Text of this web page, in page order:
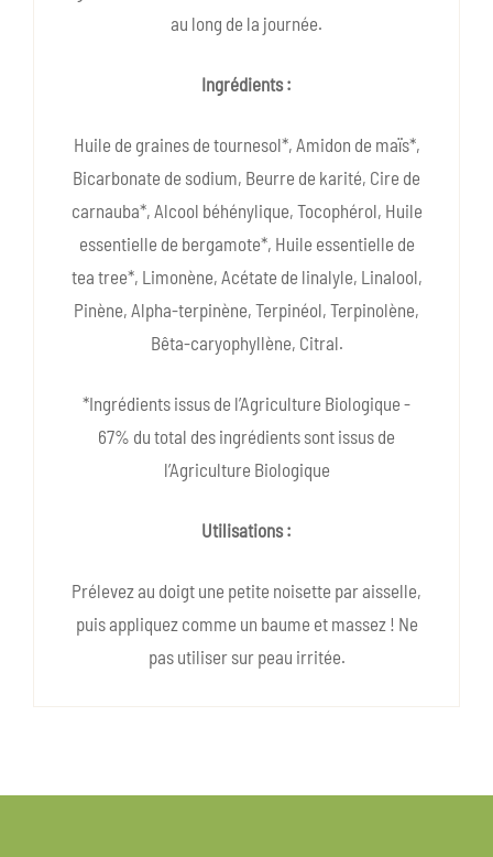
au long de la journée.
Ingrédients :
Huile de graines de tournesol*, Amidon de maïs*,
Bicarbonate de sodium, Beurre de karité, Cire de
carnauba*, Alcool béhénylique, Tocophérol, Huile
essentielle de bergamote*, Huile essentielle de
tea tree*, Limonène, Acétate de linalyle, Linalool,
Pinène, Alpha-terpinène, Terpinéol, Terpinolène,
Bêta-caryophyllène, Citral.
*Ingrédients issus de l’Agriculture Biologique -
67% du total des ingrédients sont issus de
l’Agriculture Biologique
Utilisations :
Prélevez au doigt une petite noisette par aisselle,
puis appliquez comme un baume et massez ! Ne
pas utiliser sur peau irritée.